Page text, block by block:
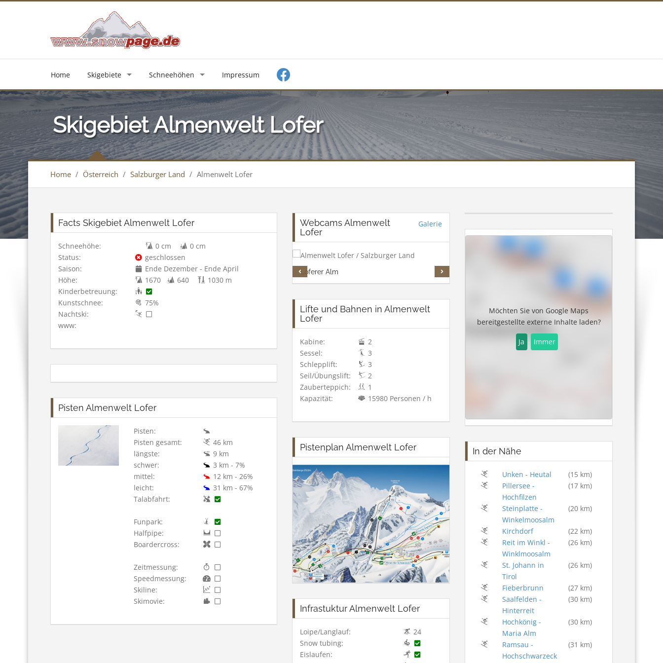
Home Skigebiete Schneehöhen Impressum
Skigebiet Almenwelt Lofer
Home / Österreich / Salzburger Land / Almenwelt Lofer
Facts Skigebiet Almenwelt Lofer
Schneehöhe: 0 cm
0 cm
Status:
geschlossen
Saison:
Ende Dezember - Ende April
Höhe:
1670 640
1030 m
Kinderbetreuung:
Kunstschnee:
75%
Nachtski:
www:
Pisten Almenwelt Lofer
Pisten:
Pisten gesamt:
46 km
längste:
9 km
schwer:
3 km - 7%
mittel:
12 km - 26%
leicht:
31 km - 67%
Talabfahrt:
Funpark:
Halfpipe:
Boardercross:
Zeitmessung:
Speedmessung:
Skiline:
Skimovie:
Webcams Almenwelt
Lofer
Galerie
Loferer Alm
Lifte und Bahnen in Almenwelt
Lofer
Kabine:
2
Sessel:
3
Schlepplift:
3
Seil/Übungslift:
2
Zauberteppich:
1
Kapazität:
15980 Personen / h
Pistenplan Almenwelt Lofer
Infrastuktur Almenwelt Lofer
Loipe/Langlauf:
24
Snow tubing:
Eislaufen:
Möchten Sie von Google Maps
bereitgestellte externe Inhalte laden?
Ja Immer
In der Nähe
Unken - Heutal
(15 km)
Pillersee -
Hochfilzen
(17 km)
Steinplatte -
Winkelmoosalm
(20 km)
Kirchdorf
(22 km)
Reit im Winkl -
Winklmoosalm
(26 km)
St. Johann in
Tirol
(26 km)
Fieberbrunn
(27 km)
Saalfelden -
Hinterreit
(30 km)
Hochkönig -
Maria Alm
(30 km)
Ramsau -
Hochschwarzeck
(31 km)